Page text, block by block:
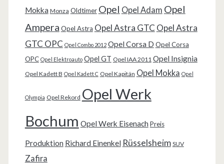
Mokka Monza Oldtimer Opel Opel Adam Opel
Ampera Opel Astra Opel Astra GTC Opel Astra
GTC OPC Opel Combo 2012 Opel Corsa D Opel Corsa
OPC Opel Elektroauto Opel GT Opel IAA 2011 Opel Insignia
Opel Kadett B Opel Kadett C Opel Kapitän Opel Mokka Opel
Olympia Opel Rekord Opel Werk
Bochum Opel Werk Eisenach Preis
Produktion Richard Einenkel Rüsselsheim SUV
Zafira